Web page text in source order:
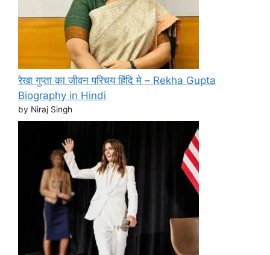
रेखा गुप्ता का जीवन परिचय हिंदि मे – Rekha Gupta
Biography in Hindi
by Niraj Singh